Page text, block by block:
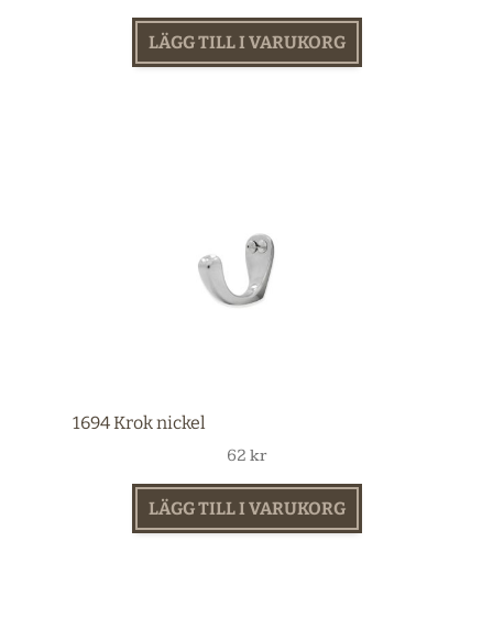
LÄGG TILL I VARUKORG
1694 Krok nickel
62 kr
LÄGG TILL I VARUKORG